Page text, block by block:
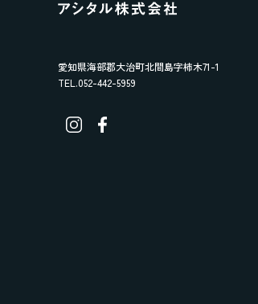
愛知県海部郡大治町北間島字柿木71-1
TEL.052-442-5959